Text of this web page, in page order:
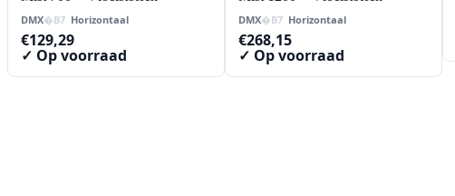
DMX Horizontaal
€129,29
✓ Op voorraad
DMX Horizontaal
€268,15
✓ Op voorraad